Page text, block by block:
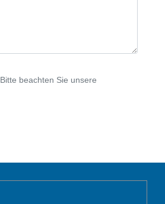
Bitte beachten Sie unsere